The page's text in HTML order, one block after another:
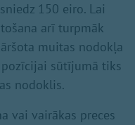
150 eiro. Lai
arī turpmāk
muitas nodokļa
sūtījumā tiks
nodoklis.
vai vairākas preces